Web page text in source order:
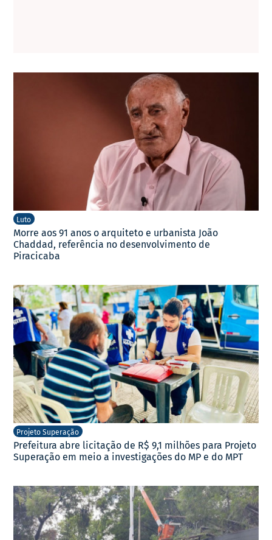
Luto
Morre aos 91 anos o arquiteto e urbanista João
Chaddad, referência no desenvolvimento de
Piracicaba
Projeto Superação
Prefeitura abre licitação de R$ 9,1 milhões para Projeto
Superação em meio a investigações do MP e do MPT